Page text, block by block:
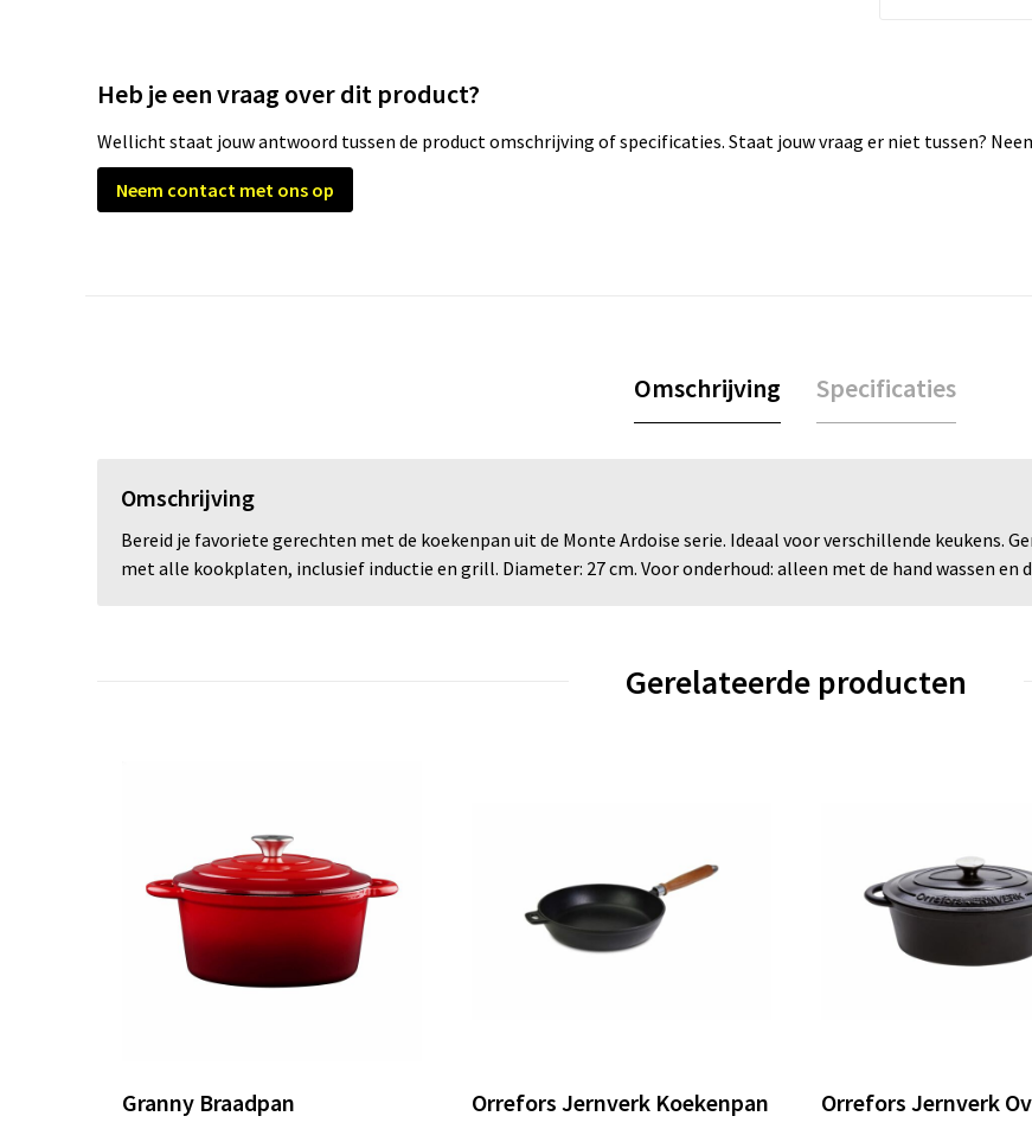
Heb je een vraag over dit product?
Wellicht staat jouw antwoord tussen de product omschrijving of specificaties. Staat jouw vraag er niet tussen?
Neem contact met ons op
Omschrijving Specificaties
Omschrijving
Bereid je favoriete gerechten met de koekenpan uit de Monte Ardoise serie. Ideaal voor verschillende keukens.
met alle kookplaten, inclusief inductie en grill. Diameter: 27 cm. Voor onderhoud: alleen met de hand wassen
Gerelateerde producten
Granny Braadpan
Orrefors Jernverk Koekenpan
Orrefors Jernverk